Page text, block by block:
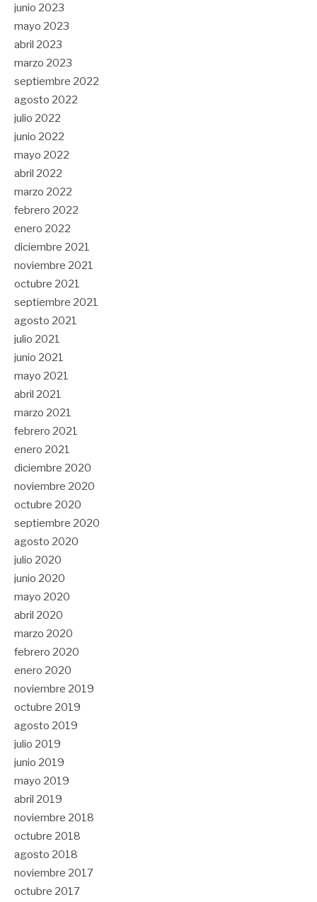
junio 2023
mayo 2023
abril 2023
marzo 2023
septiembre 2022
agosto 2022
julio 2022
junio 2022
mayo 2022
abril 2022
marzo 2022
febrero 2022
enero 2022
diciembre 2021
noviembre 2021
octubre 2021
septiembre 2021
agosto 2021
julio 2021
junio 2021
mayo 2021
abril 2021
marzo 2021
febrero 2021
enero 2021
diciembre 2020
noviembre 2020
octubre 2020
septiembre 2020
agosto 2020
julio 2020
junio 2020
mayo 2020
abril 2020
marzo 2020
febrero 2020
enero 2020
noviembre 2019
octubre 2019
agosto 2019
julio 2019
junio 2019
mayo 2019
abril 2019
noviembre 2018
octubre 2018
agosto 2018
noviembre 2017
octubre 2017